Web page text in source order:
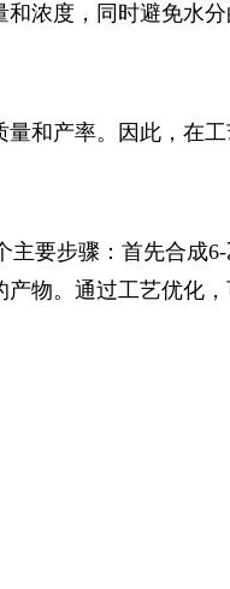
浓度，同时避免水
和产率。因此，在
要步骤：首先合成
物。通过工艺优化